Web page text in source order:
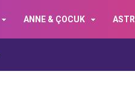
ANNE & ÇOCUK